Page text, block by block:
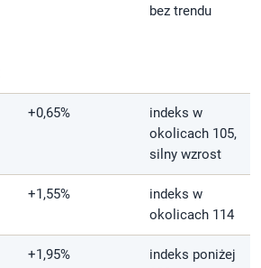
bez trendu
+0,65%
indeks w
okolicach 105,
silny wzrost
+1,55%
indeks w
okolicach 114
+1,95%
indeks poniżej